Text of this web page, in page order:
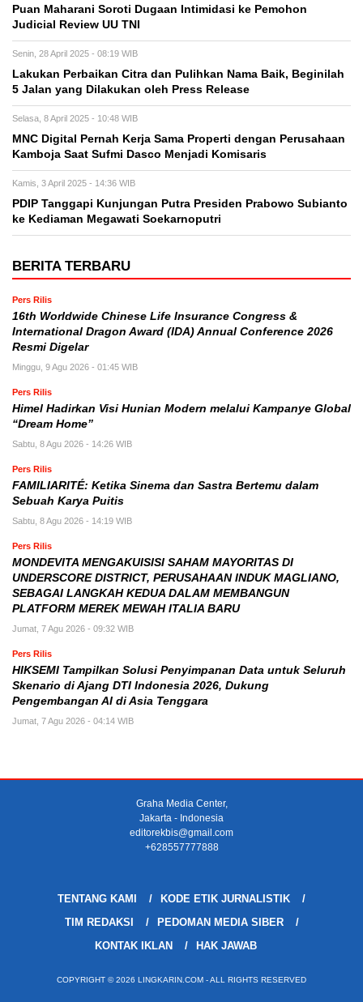
Puan Maharani Soroti Dugaan Intimidasi ke Pemohon
Judicial Review UU TNI
Senin, 28 April 2025 - 08:19 WIB
Lakukan Perbaikan Citra dan Pulihkan Nama Baik, Beginilah
5 Jalan yang Dilakukan oleh Press Release
Selasa, 8 April 2025 - 10:48 WIB
MNC Digital Pernah Kerja Sama Properti dengan Perusahaan
Kamboja Saat Sufmi Dasco Menjadi Komisaris
Kamis, 3 April 2025 - 14:36 WIB
PDIP Tanggapi Kunjungan Putra Presiden Prabowo Subianto
ke Kediaman Megawati Soekarnoputri
BERITA TERBARU
Pers Rilis
16th Worldwide Chinese Life Insurance Congress &
International Dragon Award (IDA) Annual Conference 2026
Resmi Digelar
Minggu, 9 Agu 2026 - 01:45 WIB
Pers Rilis
Himel Hadirkan Visi Hunian Modern melalui Kampanye Global
“Dream Home”
Sabtu, 8 Agu 2026 - 14:26 WIB
Pers Rilis
FAMILIARITÉ: Ketika Sinema dan Sastra Bertemu dalam
Sebuah Karya Puitis
Sabtu, 8 Agu 2026 - 14:19 WIB
Pers Rilis
MONDEVITA MENGAKUISISI SAHAM MAYORITAS DI
UNDERSCORE DISTRICT, PERUSAHAAN INDUK MAGLIANO,
SEBAGAI LANGKAH KEDUA DALAM MEMBANGUN
PLATFORM MEREK MEWAH ITALIA BARU
Jumat, 7 Agu 2026 - 09:32 WIB
Pers Rilis
HIKSEMI Tampilkan Solusi Penyimpanan Data untuk Seluruh
Skenario di Ajang DTI Indonesia 2026, Dukung
Pengembangan AI di Asia Tenggara
Jumat, 7 Agu 2026 - 04:14 WIB
Graha Media Center,
Jakarta - Indonesia
editorekbis@gmail.com
+628557777888
TENTANG KAMI
KODE ETIK JURNALISTIK
TIM REDAKSI
PEDOMAN MEDIA SIBER
KONTAK IKLAN
HAK JAWAB
COPYRIGHT © 2026 LINGKARIN.COM - ALL RIGHTS RESERVED